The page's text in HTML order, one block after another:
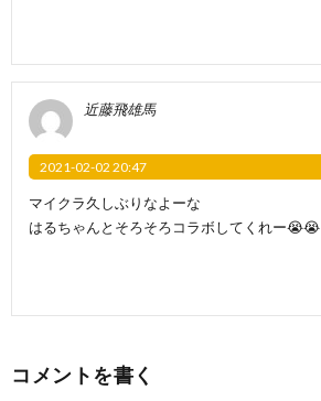
近藤飛雄馬
2021-02-02 20:47
マイクラ久しぶりなよーな
はるちゃんとそろそろコラボしてくれー😭😭
コメントを書く